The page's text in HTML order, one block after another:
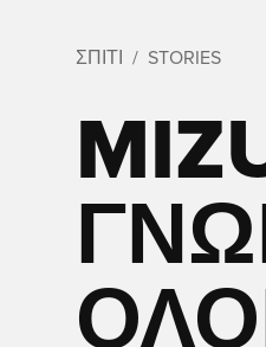
ΣΠΊΤΙ STORIES